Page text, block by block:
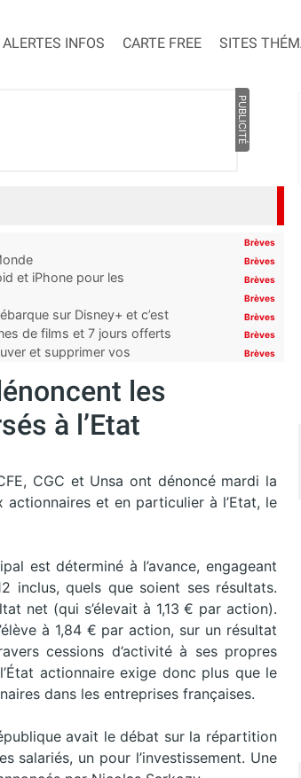
ALERTES INFOS CARTE FREE SITES
PUBLICITÉ
Brèves
Brèves
et iPhone pour les
Brèves
Brèves
sur Disney+ et c’est
Brèves
de films et 7 jours offerts Brèves
et supprimer vos
Brèves
les
à l’Etat
CGC et Unsa ont dénoncé mardi la
et en particulier à l’Etat, le
est déterminé à l’avance, engageant
inclus, quels que soient ses résultats.
net (qui s’élevait à 1,13 € par action).
à 1,84 € par action, sur un résultat
cessions d’activité à ses propres
actionnaire exige donc plus que le
dans les entreprises françaises.
avait le débat sur la répartition
salariés, un pour l’investissement. Une